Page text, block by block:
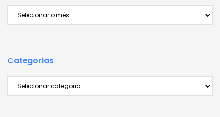
Arquivos
Categorias
Categorias